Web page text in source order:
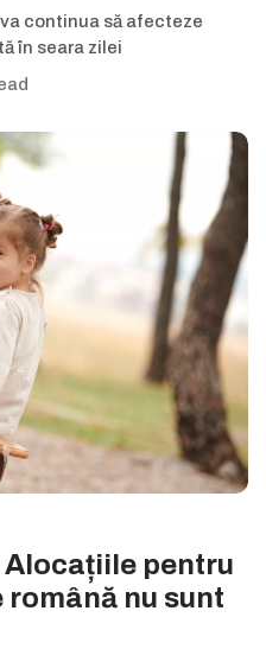
continua să afecteze
în seara zilei
pentru
nu sunt